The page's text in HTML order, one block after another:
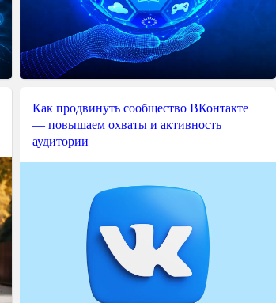
Как продвинуть сообщество ВКонтакте
— повышаем охваты и активность
аудитории